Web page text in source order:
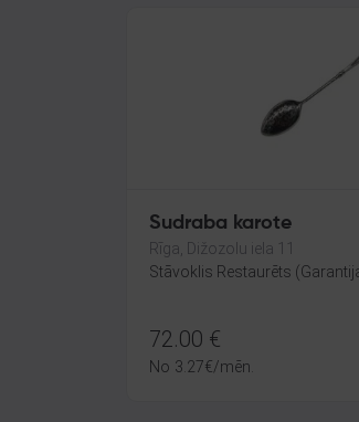
Sudraba karote
Rīga, Dižozolu iela 11
Stāvoklis Restaurēts
72.00 €
No 3.27€/mēn.